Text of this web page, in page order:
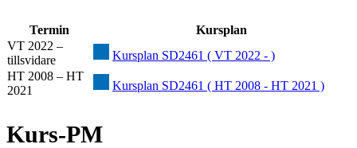
Termin
Kursplan
VT 2022 –
tillsvidare
Kursplan SD2461 ( VT 2022 - )
HT 2008 – HT
2021
Kursplan SD2461 ( HT 2008 - HT 2021 )
Kurs-PM